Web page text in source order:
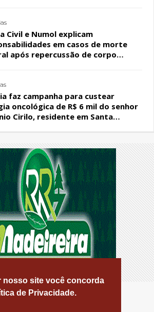
nosso site você concorda
de Privacidade.
Civil e Numol explicam
em casos de morte
após repercussão de corpo
faz campanha para custear
oncológica de R$ 6 mil do senhor
Cirilo, residente em Santa